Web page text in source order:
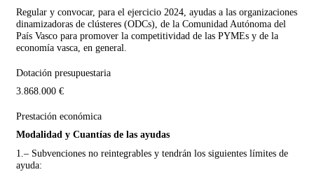
Regular y convocar, para el ejercicio 2024, ayudas a las organizaciones
dinamizadoras de clústeres (ODCs), de la Comunidad Autónoma del
País Vasco para promover la competitividad de las PYMEs y de la
economía vasca, en general.
Dotación presupuestaria
3.868.000 €
Prestación económica
Modalidad y Cuantías de las ayudas
1.– Subvenciones no reintegrables y tendrán los siguientes límites de
ayuda: